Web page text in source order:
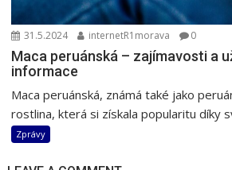
31.5.2024 internetR1morava 0
Maca peruánská – zajímavosti a
informace
Maca peruánská, známá také jako
rostlina, která si získala popularitu díky
Zprávy